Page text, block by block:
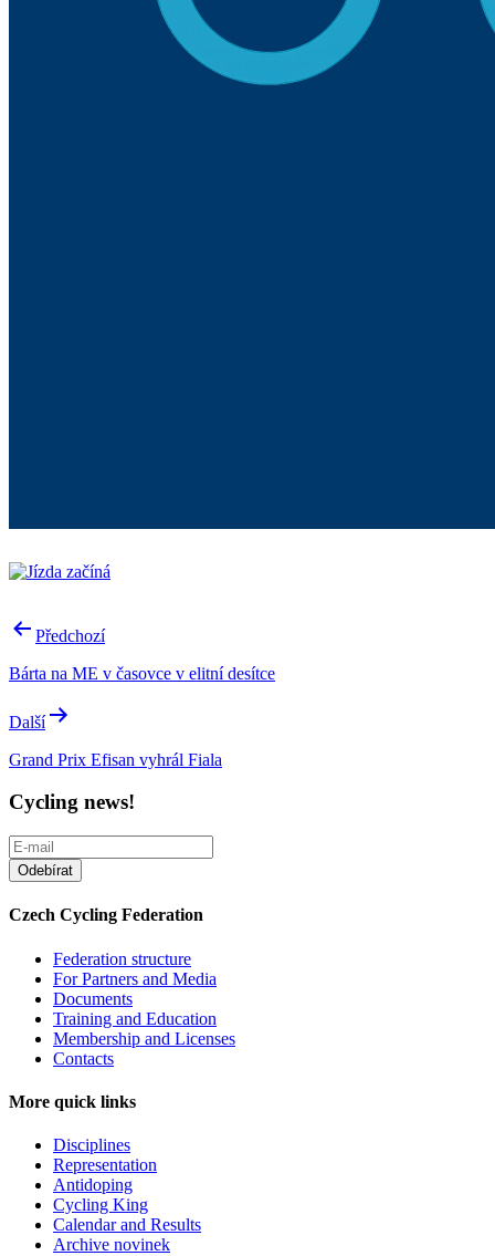
PostPředchozí
Bárta na ME v časovce v elitní desítce
Další
Grand Prix Efisan vyhrál Fiala
Cycling news!
Czech Cycling Federation
Federation structure
For Partners and Media
Documents
Training and Education
Membership and Licenses
Contacts
More quick links
Disciplines
Representation
Antidoping
Cycling King
Calendar and Results
Archive novinek